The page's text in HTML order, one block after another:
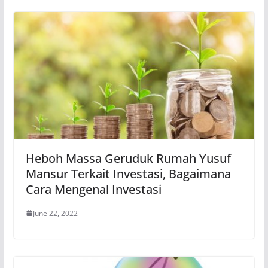
Heboh Massa Geruduk Rumah Yusuf
Mansur Terkait Investasi, Bagaimana
Cara Mengenal Investasi
June 22, 2022